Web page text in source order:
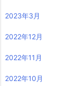
2023年3月
2022年12月
2022年11月
2022年10月